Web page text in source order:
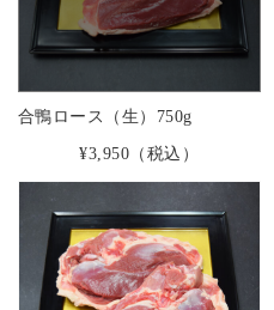
合鴨ロース（生）750g
¥3,950 （税込）